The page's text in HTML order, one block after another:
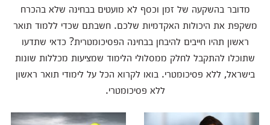
מדובר בהשקעה של זמן וכסף לא מועטים בבחינה שלא בהכרח
משקפת את היכולות האקדמיות שלכם. חשבתם שכדי ללמוד תואר
ראשון תהיו חייבים להיבחן בבחינה הפסיכומטרית? כדאי שתדעו
שתוכלו להתקבל לחלק ממסלולי הלימוד שמציעות מכללות שונות
בישראל, ללא פסיכומטרי. בואו לקרוא הכל על לימודי תואר ראשון
ללא פסיכומטרי.